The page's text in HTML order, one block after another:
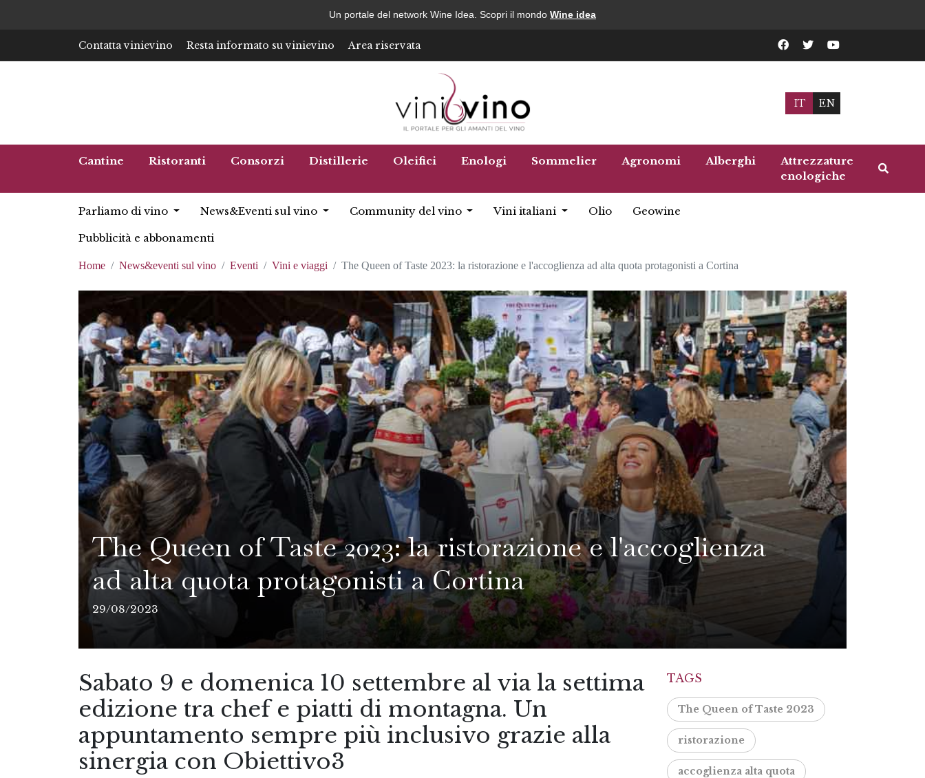
Un portale del network Wine Idea. Scopri il mondo Wine idea
Contatta vinievino Resta informato su vinievino Area riservata
IT EN
Cantine Ristoranti Consorzi Distillerie Oleifici Enologi Sommelier Agronomi Alberghi
Attrezzature
enologiche
Parliamo di vino News&Eventi sul vino Community del vino Vini italiani Olio Geowine
Pubblicità e abbonamenti
Home News&eventi sul vino Eventi Vini e viaggi The Queen of Taste 2023: la ristorazione e l'accoglienza ad alta quota protagonisti a Cortina
The Queen of Taste 2023: la ristorazione e l'accoglienza
ad alta quota protagonisti a Cortina
29/08/2023
Sabato 9 e domenica 10 settembre al via la settima
edizione tra chef e piatti di montagna. Un
appuntamento sempre più inclusivo grazie alla
sinergia con Obiettivo3
TAGS
The Queen of Taste 2023
ristorazione
accoglienza alta quota